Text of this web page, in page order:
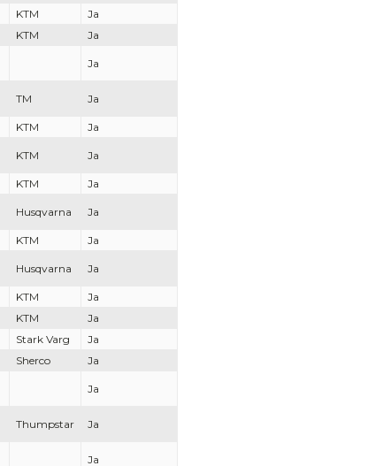
KTM
Ja
KTM Ja
Ja
TM Ja
KTM Ja
KTM Ja
KTM Ja
Husqvarna Ja
KTM Ja
Husqvarna Ja
KTM
Ja
KTM
Ja
Stark Varg
Ja
Sherco Ja
Ja
Thumpstar Ja
Ja